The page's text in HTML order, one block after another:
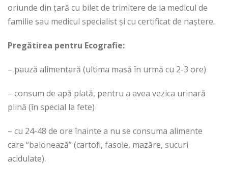
oriunde din țară cu bilet de trimitere de la medicul de
familie sau medicul specialist și cu certificat de naștere.
Pregătirea pentru Ecografie:
– pauză alimentară (ultima masă în urmă cu 2-3 ore)
– consum de apă plată, pentru a avea vezica urinară
plină (în special la fete)
– cu 24-48 de ore înainte a nu se consuma alimente
care “balonează” (cartofi, fasole, mazăre, sucuri
acidulate).